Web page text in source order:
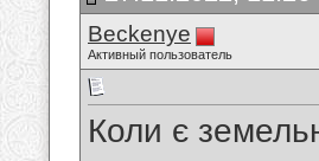
Beckenye
Активный пользователь
Коли є